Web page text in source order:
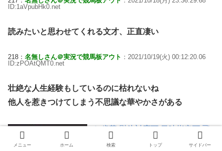
ID:1aVpubHk0.net
読みたいと思わせてくれる文才、正直凄い
218： 名無しさん＠実況で競馬板アウト ：2021/10/19(火) 00:12:20.06
ID:zPOAtQMT0.net
壮絶な人生経験もしているのに枯れないね
他人を惹きつけてしまう不思議な華やかさがある
お歳暮 熨斗対応可 日時指定可 飛
騨牛 焼肉セット 【 極 】 ギフト
贈り物 高級 国産牛 A5等級 6種
メニュー ホーム 検索 トップ サイドバー